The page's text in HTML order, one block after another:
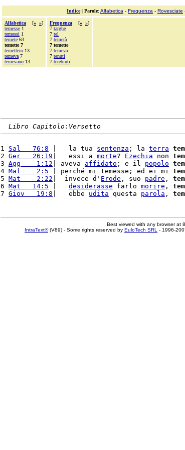
Indice| Parole: Alfabetica - Frequenza - Rovesciate
Alfabetica [« »]
temesse 1
temessi 1
temete 63
temette 7
temettero 13
temeva 7
temevano 13
Frequenza [« »]
7 targhe
7 tel
7 temerà
7 temette
7 temeva
7 tenuti
7 terebinti
Libro Capitolo:Versetto
1 Sal   76:8 |   la tua sentenza ; la terra
2 Ger   26:19 |   essi a morte? Ezechia non
3 Agg    1:12 | aveva affidato ; e il popolo
4 Mal    2:5 | perché mi temesse; ed ei mi
5 Mat    2:22 |  invece d' Erode , suo padre ,
6 Mat   14:5 desiderasse farlo morire ,
7 Giov   19:8 |   ebbe udita questa parola ,
Best viewed with any browser at
IntraText®(V89) - Some rights reserved by EuloTech SRL - 1996-